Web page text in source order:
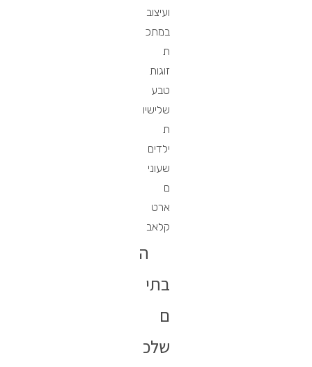
ועיצוב
במתכ
ת
זוגות
טבע
שלישיו
ת
ילדים
שעוני
ם
ארט
קלאב
ה
בתי
ם
שלכ